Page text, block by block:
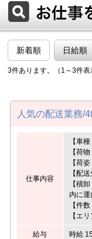
新着順 日給順
3件あります。（1～3件表
人気の配送業務/
仕事内容
【車
【荷
【荷
【配
【積
内に運
【件
【エ
給与 時給